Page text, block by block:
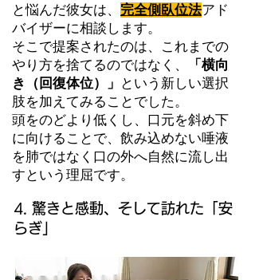
と悩んだ彼女は、 完全側臥位法アド
バイザーに相談します。
そこで提案されたのは、これまでの
やり方を捨てるのではなく、
「横向
き（回復体位）」
という新しい選択
肢を加えてみることでした。
頭をのどより低くし、口元を斜め下
に向けることで、飲み込めない唾液
を肺ではなく口の外へ自然に流し出
すという理屈です。
4. 驚きと感動、そして訪れた「安
らぎ」